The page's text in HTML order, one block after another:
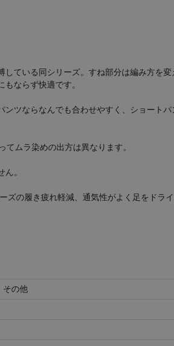
ている同シリーズ。すね部分は編み方を変
ならず快適です。
ツならなんでも合わせやすく、ショートパ
ムラ染めの出方は異なります。
。
ズの履き疲れ軽減、通気性がよく足をドラ
その他